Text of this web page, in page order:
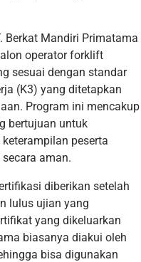
Berkat Mandiri Primatama
operator forklift
sesuai dengan standar
(K3) yang ditetapkan
Program ini mencakup
bertujuan untuk
peserta
aman.
diberikan setelah
lulus ujian yang
yang dikeluarkan
biasanya diakui oleh
bisa digunakan